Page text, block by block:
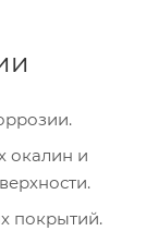
окалин и
покрытий.